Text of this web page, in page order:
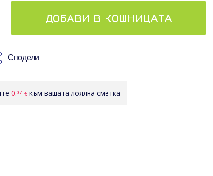
ДОБАВИ В КОШНИЦАТА
Сподели
0.07 € към вашата лоялна сметка